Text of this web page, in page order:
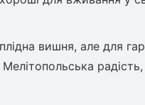
вишня, але для